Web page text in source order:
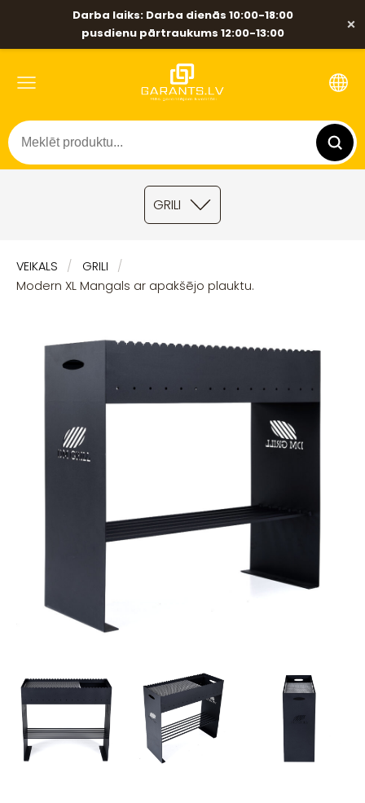
Darba laiks: Darba dienās 10:00-18:00
pusdienu pārtraukums 12:00-13:00
×
GRILI
VEIKALS
GRILI
Modern XL Mangals ar apakšējo plauktu.